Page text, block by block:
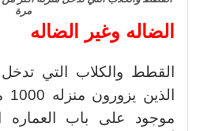
مرة
الضاله وغير الضاله
القطط والكلاب التي
موجود على باب العماره